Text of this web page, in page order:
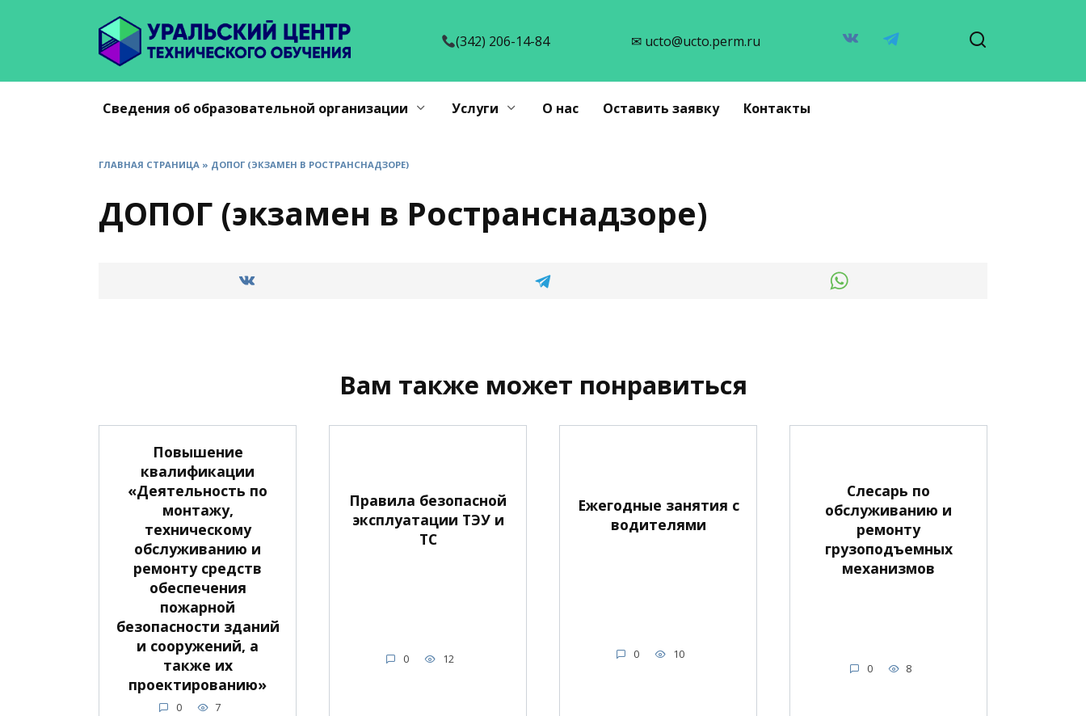
(342) 206-14-84 ✉ ucto@ucto.perm.ru
Сведения об образовательной организации Услуги О нас Оставить заявку Контакты
ГЛАВНАЯ СТРАНИЦА » ДОПОГ (ЭКЗАМЕН В РОСТРАНСНАДЗОРЕ)
ДОПОГ (экзамен в Ространснадзоре)
Вам также может понравиться
Повышение
квалификации
«Деятельность по
монтажу,
техническому
обслуживанию и
ремонту средств
обеспечения
пожарной
безопасности зданий
и сооружений, а
также их
проектированию»
0 7
Правила безопасной
эксплуатации ТЭУ и
ТС
0 12
Ежегодные занятия с
водителями
0 10
Слесарь по
обслуживанию и
ремонту
грузоподъемных
механизмов
0 8